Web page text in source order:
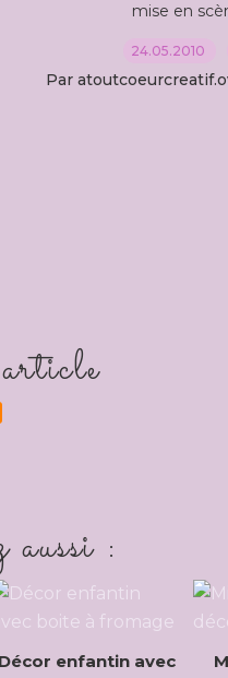
mise en
24.05.2010
Par
:
Décor enfantin avec